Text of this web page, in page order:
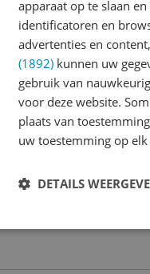
nuLaatste
apparaat op te slaan
identificatoren en
advertenties en
(1892) kunnen uw
gebruik van
voor deze website.
plaats van
uw toestemming op
DETAILS